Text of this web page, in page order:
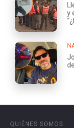
y
QUIÉNES SOMOS